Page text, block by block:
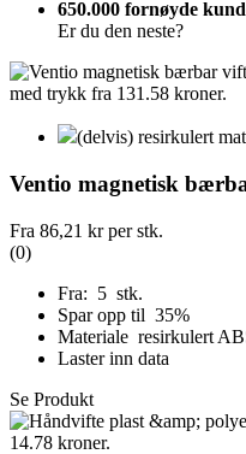
650.000 fornøyde
Er du den neste?
(delvis) resirkulert
Ventio magnetisk
Fra 86,21 krper stk.
(0)
Fra: 5 stk.
Spar opp til 35%
Materiale resirkulert
Laster inn data
Se Produkt